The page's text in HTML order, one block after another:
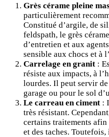
Grès cérame pleine
particulièrement
Constitué d’argile, de
feldspath, le grès
d’entretien et aux
sensible aux chocs et à
Carrelage en granit :
résiste aux impacts, à
lourdes. Il peut servir
garage ou pour le sol
Le carreau en ciment :
très résistant.
certains traitements afin
et des taches.